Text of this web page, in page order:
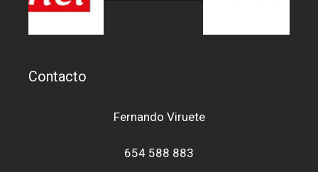
Contacto
Fernando Viruete
654 588 883